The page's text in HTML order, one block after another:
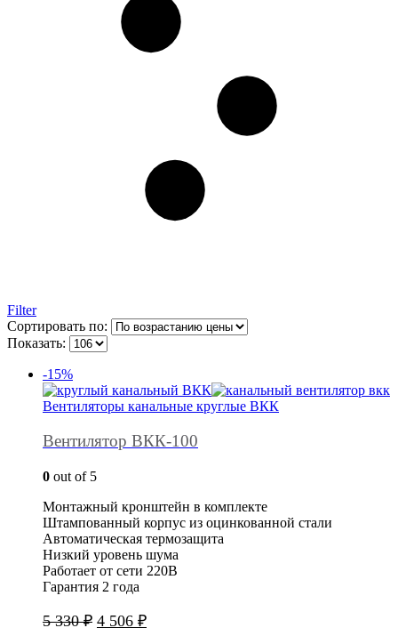
Filter
Сортировать по:
Показать:
-15%
Вентиляторы канальные круглые ВКК
Вентилятор ВКК-100
0 out of 5
Монтажный кронштейн в комплекте
Штампованный корпус из оцинкованной стали
Автоматическая термозащита
Низкий уровень шума
Работает от сети 220В
Гарантия 2 года
5 330₽ Первоначальная
4 506 ₽Текущая